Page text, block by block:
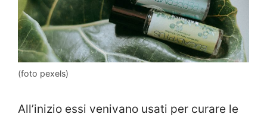
(foto pexels)
All’inizio essi venivano usati per curare le